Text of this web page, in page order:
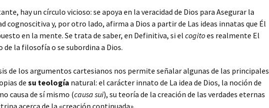
hay un círculo vicioso: se apoya en la veracidad de Dios para Asegurar la
cognoscitiva y, por otro lado, afirma a Dios a partir de Las ideas innatas que Él
en la mente. Se trata de saber, en Definitiva, si el cogitoes realmente El
de la filosofía o se subordina a Dios.
de los argumentos cartesianos nos permite señalar algunas de las principales
desu teología natural: el carácter innato de La idea de Dios, la noción de
causa de sí mismo (causa sui), su teoría de la creación de las verdades eternas
acerca de la «creación continuada».